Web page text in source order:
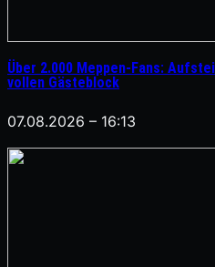
Über 2.000 Meppen-Fans:
vollen Gästeblock
07.08.2026 – 16:13